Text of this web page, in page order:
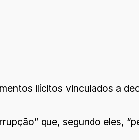
ilícitos vinculados a
que, segundo eles,